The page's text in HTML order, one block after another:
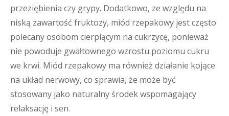
przeziębienia czy grypy. Dodatkowo, ze względu na
niską zawartość fruktozy, miód rzepakowy jest często
polecany osobom cierpiącym na cukrzycę, ponieważ
nie powoduje gwałtownego wzrostu poziomu cukru
we krwi. Miód rzepakowy ma również działanie kojące
na układ nerwowy, co sprawia, że może być
stosowany jako naturalny środek wspomagający
relaksację i sen.